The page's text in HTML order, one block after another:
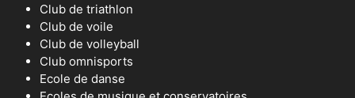
Club de triathlon
Club de voile
Club de volleyball
Club omnisports
Ecole de danse